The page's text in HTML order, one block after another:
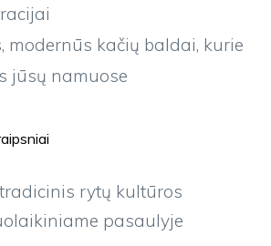
modernūs kačių baldai, kurie
jūsų namuose
rytų kultūros
pasaulyje